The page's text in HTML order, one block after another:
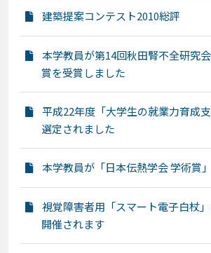
建築提案コンテスト2010総評
本学教員が第14回秋田腎不全研究
賞を受賞しました
平成22年度「大学生の就業力育成
選定されました
本学教員が「日本伝熱学会 学術賞
視覚障害者用「スマート電子白杖
開催されます